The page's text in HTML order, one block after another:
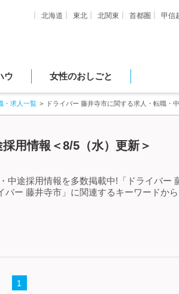
北海道 東北 北関東 首都圏 甲信
ウ 女性のおしごと
・求人一覧 ドライバー 藤井寺市に関する求人・転職・
用情報＜8/5（水）更新＞
途採用情報を多数掲載中!「ドライバー
ー 藤井寺市」に関連するキーワードか
1